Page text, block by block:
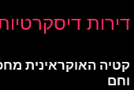
דירות
קטיה האוקראינית
וחם